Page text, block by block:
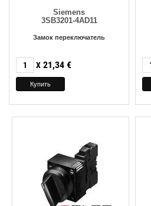
Siemens
3SB3201-4AD11
Замок переключатель
X 21,34 €